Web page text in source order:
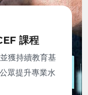
課程
獲持續教育基
眾提升專業水